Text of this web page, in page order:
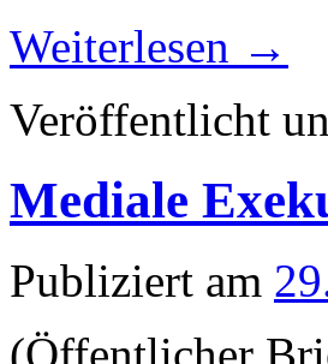
Weiterlesen →
Veröffentlicht
Mediale
Publiziert am
(Öffentlicher